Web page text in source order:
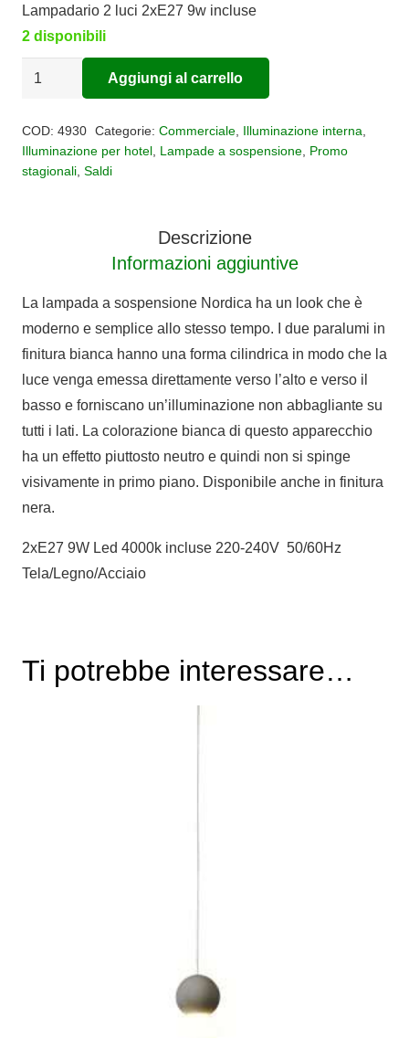
Lampadario 2 luci 2xE27 9w incluse
2 disponibili
Sospensione
Nordica
quantità
Aggiungi al carrello
COD: 4930 Categorie: Commerciale, Illuminazione interna
Illuminazione per hotel Lampade a sospensione Promo
stagionali Saldi
Descrizione
Informazioni aggiuntive
La lampada a sospensione Nordica ha un look che è
moderno e semplice allo stesso tempo. I due paralumi in
finitura bianca hanno una forma cilindrica in modo che la
luce venga emessa direttamente verso l’alto e verso il
basso e forniscano un’illuminazione non abbagliante su
tutti i lati. La colorazione bianca di questo apparecchio
ha un effetto piuttosto neutro e quindi non si spinge
visivamente in primo piano. Disponibile anche in finitura
nera.
2xE27 9W Led 4000k incluse 220-240V 50/60Hz
Tela/Legno/Acciaio
Ti potrebbe interessare…